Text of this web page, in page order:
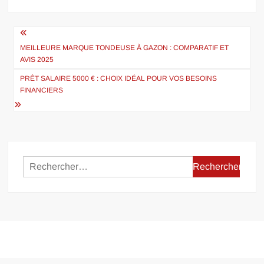
Navigation
de
l’article
MEILLEURE MARQUE TONDEUSE À GAZON : COMPARATIF ET
AVIS 2025
PRÊT SALAIRE 5000 € : CHOIX IDÉAL POUR VOS BESOINS
FINANCIERS
Rechercher :